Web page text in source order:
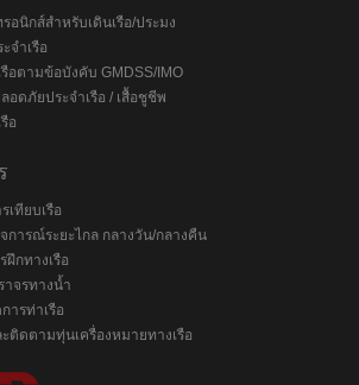
รอนิกส์สำหรับเดินเรือ/ประมง
จำเรือ
อตามข้อบังคับ GMDSS/IMO
ดภัยประจำเรือ / เสื้อชูชีพ
อ
เทียบเรือ
การณ์ระยะไกล กลางวัน/กลางคืน
ฝึกทางเรือ
จรทางน้ำ
ารท่าเรือ
ติดตามทุ่นเครื่องหมายทางเรือ